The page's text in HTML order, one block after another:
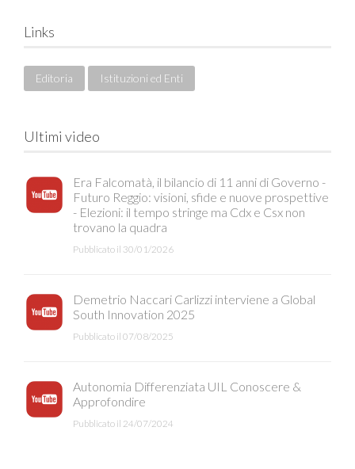
Links
Editoria Istituzioni ed Enti
Ultimi video
Era Falcomatà, il bilancio di 11 anni di Governo -
Futuro Reggio: visioni, sfide e nuove prospettive
- Elezioni: il tempo stringe ma Cdx e Csx non
trovano la quadra
Pubblicato il 30/01/2026
Demetrio Naccari Carlizzi interviene a Global
South Innovation 2025
Pubblicato il 07/08/2025
Autonomia Differenziata UIL Conoscere &
Approfondire
Pubblicato il 24/07/2024